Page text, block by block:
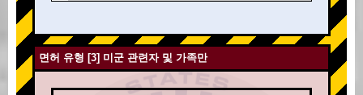
면허 유형 [3] 미군 관련자 및 가족만